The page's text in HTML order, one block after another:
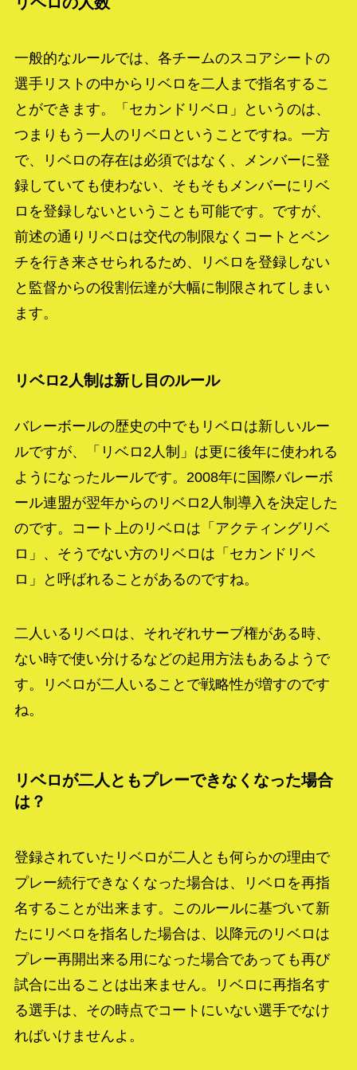
一般的なルールでは、各チームのスコアシートの
選手リストの中からリベロを二人まで指名するこ
とができます。「セカンドリベロ」というのは、
つまりもう一人のリベロということですね。一方
で、リベロの存在は必須ではなく、メンバーに登
録していても使わない、そもそもメンバーにリベ
ロを登録しないということも可能です。ですが、
前述の通りリベロは交代の制限なくコートとベン
チを行き来させられるため、リベロを登録しない
と監督からの役割伝達が大幅に制限されてしまい
ます。
リベロ2人制は新し目のルール
バレーボールの歴史の中でもリベロは新しいルー
ルですが、「リベロ2人制」は更に後年に使われる
ようになったルールです。2008年に国際バレーボ
ール連盟が翌年からのリベロ2人制導入を決定した
のです。コート上のリベロは「アクティングリベ
ロ」、そうでない方のリベロは「セカンドリベ
ロ」と呼ばれることがあるのですね。
二人いるリベロは、それぞれサーブ権がある時、
ない時で使い分けるなどの起用方法もあるようで
す。リベロが二人いることで戦略性が増すのです
ね。
リベロが二人ともプレーできなくなった場合
は？
登録されていたリベロが二人とも何らかの理由で
プレー続行できなくなった場合は、リベロを再指
名することが出来ます。このルールに基づいて新
たにリベロを指名した場合は、以降元のリベロは
プレー再開出来る用になった場合であっても再び
試合に出ることは出来ません。リベロに再指名す
る選手は、その時点でコートにいない選手でなけ
ればいけませんよ。